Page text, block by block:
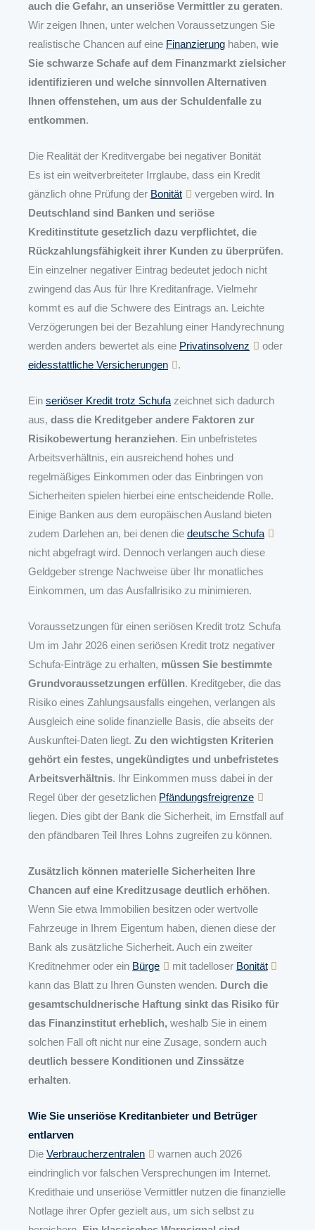
auch die Gefahr, an unseriöse Vermittler zu geraten.
Wir zeigen Ihnen, unter welchen Voraussetzungen Sie
realistische Chancen auf eine Finanzierung haben, wie
Sie schwarze Schafe auf dem Finanzmarkt zielsicher
identifizieren und welche sinnvollen Alternativen
Ihnen offenstehen, um aus der Schuldenfalle zu
entkommen.
Die Realität der Kreditvergabe bei negativer Bonität
Es ist ein weitverbreiteter Irrglaube, dass ein Kredit
gänzlich ohne Prüfung der Bonität vergeben wird. In
Deutschland sind Banken und seriöse
Kreditinstitute gesetzlich dazu verpflichtet, die
Rückzahlungsfähigkeit ihrer Kunden zu überprüfen.
Ein einzelner negativer Eintrag bedeutet jedoch nicht
zwingend das Aus für Ihre Kreditanfrage. Vielmehr
kommt es auf die Schwere des Eintrags an. Leichte
Verzögerungen bei der Bezahlung einer Handyrechnung
werden anders bewertet als eine Privatinsolvenz
oder
eidesstattliche Versicherungen
.
Ein seriöser Kredit trotz Schufa zeichnet sich dadurch
aus, dass die Kreditgeber andere Faktoren zur
Risikobewertung heranziehen. Ein unbefristetes
Arbeitsverhältnis, ein ausreichend hohes und
regelmäßiges Einkommen oder das Einbringen von
Sicherheiten spielen hierbei eine entscheidende Rolle.
Einige Banken aus dem europäischen Ausland bieten
zudem Darlehen an, bei denen die deutsche Schufa
nicht abgefragt wird. Dennoch verlangen auch diese
Geldgeber strenge Nachweise über Ihr monatliches
Einkommen, um das Ausfallrisiko zu minimieren.
Voraussetzungen für einen seriösen Kredit trotz Schufa
Um im Jahr 2026 einen seriösen Kredit trotz negativer
Schufa-Einträge zu erhalten, müssen Sie bestimmte
Grundvoraussetzungen erfüllen. Kreditgeber, die das
Risiko eines Zahlungsausfalls eingehen, verlangen als
Ausgleich eine solide finanzielle Basis, die abseits der
Auskunftei-Daten liegt. Zu den wichtigsten Kriterien
gehört ein festes, ungekündigtes und unbefristetes
Arbeitsverhältnis. Ihr Einkommen muss dabei in der
Regel über der gesetzlichen Pfändungsfreigrenze
liegen. Dies gibt der Bank die Sicherheit, im Ernstfall auf
den pfändbaren Teil Ihres Lohns zugreifen zu können.
Zusätzlich können materielle Sicherheiten Ihre
Chancen auf eine Kreditzusage deutlich erhöhen.
Wenn Sie etwa Immobilien besitzen oder wertvolle
Fahrzeuge in Ihrem Eigentum haben, dienen diese der
Bank als zusätzliche Sicherheit. Auch ein zweiter
Kreditnehmer oder ein Bürge mit tadelloser Bonität
kann das Blatt zu Ihren Gunsten wenden. Durch die
gesamtschuldnerische Haftung sinkt das Risiko für
das Finanzinstitut erheblich, weshalb Sie in einem
solchen Fall oft nicht nur eine Zusage, sondern auch
deutlich bessere Konditionen und Zinssätze
erhalten.
Wie Sie unseriöse Kreditanbieter und Betrüger
entlarven
Die Verbraucherzentralen
warnen auch 2026
eindringlich vor falschen Versprechungen im Internet.
Kredithaie und unseriöse Vermittler nutzen die finanzielle
Notlage ihrer Opfer gezielt aus, um sich selbst zu